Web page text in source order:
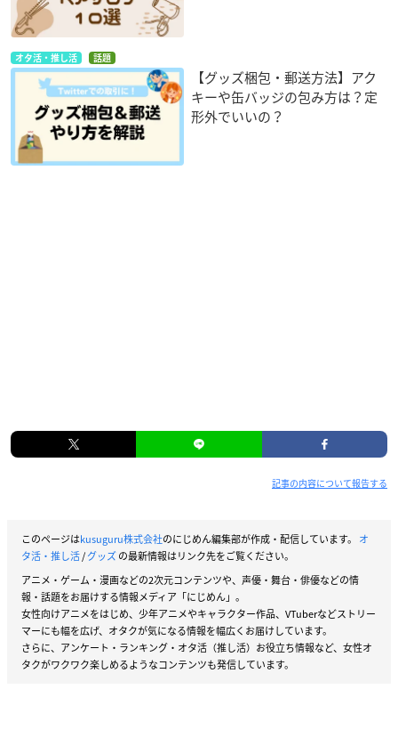
オタ活・推し活 話題
【グッズ梱包・郵送方法】アク
キーや缶バッジの包み方は？定
形外でいいの？
記事の内容について報告する
このページはkusuguru株式会社のにじめん編集部が作成・配信しています。 オ
タ活・推し活/グッズの最新情報はリンク先をご覧ください。
アニメ・ゲーム・漫画などの2次元コンテンツや、声優・舞台・俳優などの情
報・話題をお届けする情報メディア「にじめん」。
女性向けアニメをはじめ、少年アニメやキャラクター作品、VTuberなどストリー
マーにも幅を広げ、オタクが気になる情報を幅広くお届けしています。
さらに、アンケート・ランキング・オタ活（推し活）お役立ち情報など、女性オ
タクがワクワク楽しめるようなコンテンツも発信しています。